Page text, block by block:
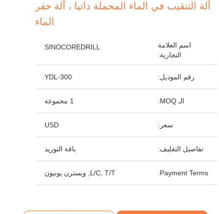
آلة التنقيب في الماء المحملة ذاتيا ، آلة حفر
الماء
اسم العلامة
التجارية:
SINOCOREDRILL
رقم الموديل: YDL-300
الـ MOQ: 1 مجموعة
سعر: USD
تفاصيل التغليف: باقة التوريد
Payment Terms: L/C, T/T, ويسترن يونيون